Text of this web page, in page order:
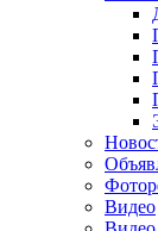
Видео